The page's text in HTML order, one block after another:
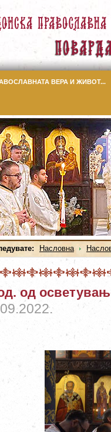
ВЕРА И ЖИВОТ...
Насловна
од